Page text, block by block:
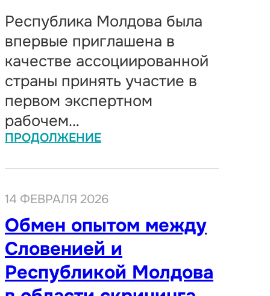
Республика Молдова была
впервые приглашена в
качестве ассоциированной
страны принять участие в
первом экспертном
рабочем…
ПРОДОЛЖЕНИЕ
14 ФЕВРАЛЯ 2026
Обмен опытом между
Словенией и
Республикой Молдова